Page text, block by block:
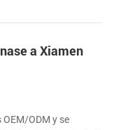
a Xiamen
ODM y se